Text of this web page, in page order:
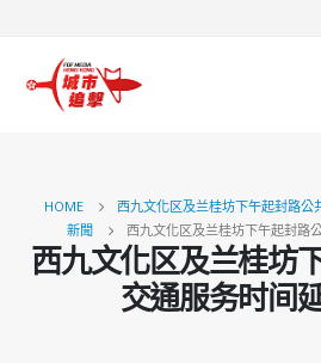
HOME
西九文化区及兰桂坊下午起封路公
新聞
西九文化区及兰桂坊下午起封路
西九文化区及兰桂坊
交通服务时间